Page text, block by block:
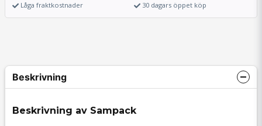
Låga fraktkostnader
30 dagars öppet köp
Beskrivning
Beskrivning av Sampack